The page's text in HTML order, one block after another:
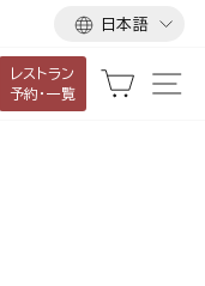
言
語
日本語
レストラン
予約・一覧
カート